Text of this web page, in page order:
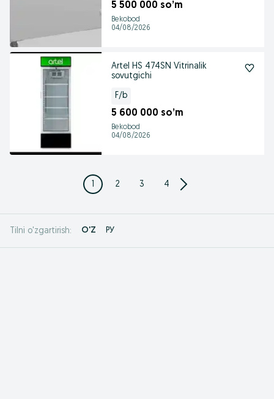
5 500 000 so’m
Bekobod
04/08/2026
Artel HS 474SN Vitrinalik
sovutgichi
F/b
5 600 000 so’m
Bekobod
04/08/2026
1 2 3 4
Tilni o'zgartirish: O'Z РУ